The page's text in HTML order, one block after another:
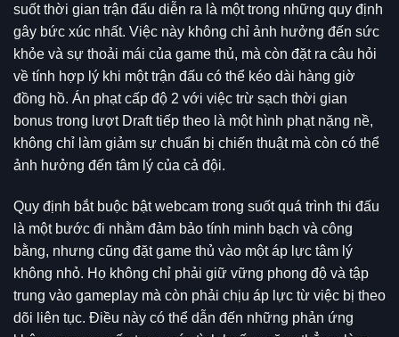
suốt thời gian trận đấu diễn ra là một trong những quy định
gây bức xúc nhất. Việc này không chỉ ảnh hưởng đến sức
khỏe và sự thoải mái của game thủ, mà còn đặt ra câu hỏi
về tính hợp lý khi một trận đấu có thể kéo dài hàng giờ
đồng hồ. Án phạt cấp độ 2 với việc trừ sạch thời gian
bonus trong lượt Draft tiếp theo là một hình phạt nặng nề,
không chỉ làm giảm sự chuẩn bị chiến thuật mà còn có thể
ảnh hưởng đến tâm lý của cả đội.
Quy định bắt buộc bật webcam trong suốt quá trình thi đấu
là một bước đi nhằm đảm bảo tính minh bạch và công
bằng, nhưng cũng đặt game thủ vào một áp lực tâm lý
không nhỏ. Họ không chỉ phải giữ vững phong độ và tập
trung vào gameplay mà còn phải chịu áp lực từ việc bị theo
dõi liên tục. Điều này có thể dẫn đến những phản ứng